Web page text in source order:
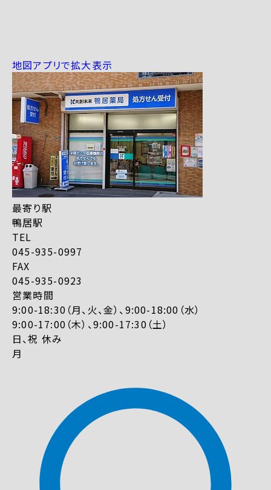
地図アプリで拡大表示
最寄り駅
鴨居駅
TEL
045-935-0997
FAX
045-935-0923
営業時間
9:00-18:30（月、火、金）、9:00-18:00（水）
9:00-17:00（木）、9:00-17:30（土）
日、祝 休み
月